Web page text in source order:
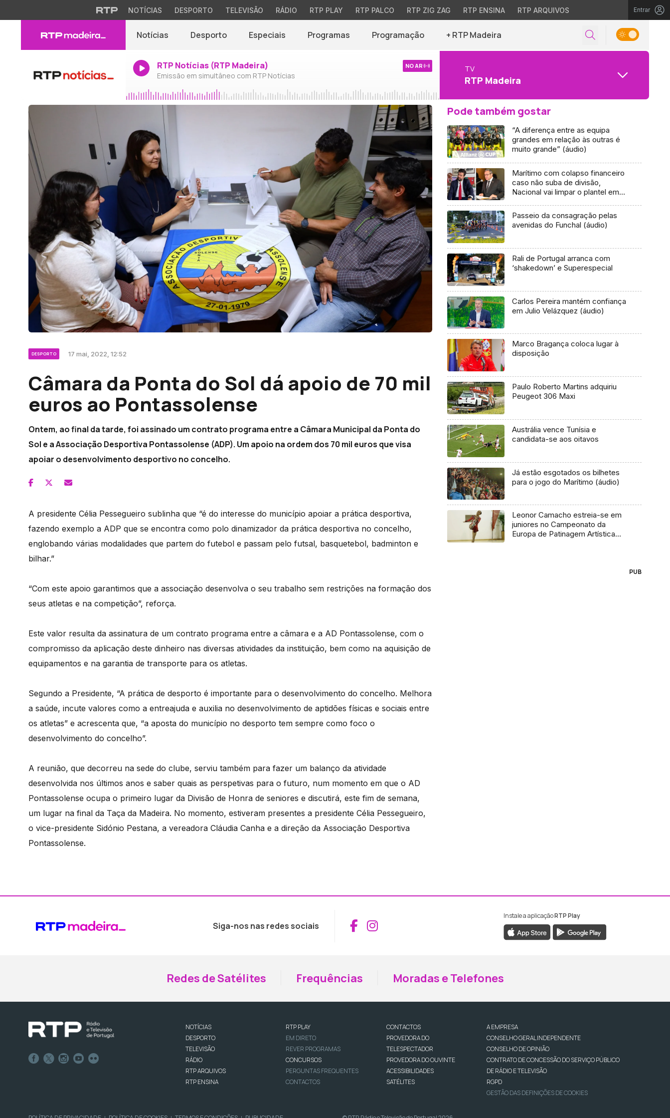
NOTÍCIAS DESPORTO TELEVISÃO RÁDIO RTP PLAY RTP PALCO RTP ZIG ZAG RTP ENSINA RTP ARQUIVOS Entrar
Notícias Desporto Especiais Programas Programação + RTP Madeira
RTP Notícias (RTP Madeira)
Emissão em simultâneo com RTP Notícias
NO AR TV
RTP Madeira
DESPORTO 17 mai, 2022, 12:52
Câmara da Ponta do Sol dá apoio de 70 mil
euros ao Pontassolense
Ontem, ao final da tarde, foi assinado um contrato programa entre a Câmara Municipal da Ponta do
Sol e a Associação Desportiva Pontassolense (ADP). Um apoio na ordem dos 70 mil euros que visa
apoiar o desenvolvimento desportivo no concelho.
A presidente Célia Pessegueiro sublinha que “é do interesse do município apoiar a prática desportiva,
fazendo exemplo a ADP que se encontra como polo dinamizador da prática desportiva no concelho,
englobando várias modalidades que partem do futebol e passam pelo futsal, basquetebol, badminton e
bilhar.”
“Com este apoio garantimos que a associação desenvolva o seu trabalho sem restrições na formação dos
seus atletas e na competição”, reforça.
Este valor resulta da assinatura de um contrato programa entre a câmara e a AD Pontassolense, com o
compromisso da aplicação deste dinheiro nas diversas atividades da instituição, bem como na aquisição de
equipamentos e na garantia de transporte para os atletas.
Segundo a Presidente, “A prática de desporto é importante para o desenvolvimento do concelho. Melhora
a saúde, incute valores como a entreajuda e auxilia no desenvolvimento de aptidões físicas e sociais entre
os atletas” e acrescenta que, “a aposta do município no desporto tem sempre como foco o
desenvolvimento do concelho”.
A reunião, que decorreu na sede do clube, serviu também para fazer um balanço da atividade
desenvolvida nos últimos anos e saber quais as perspetivas para o futuro, num momento em que o AD
Pontassolense ocupa o primeiro lugar da Divisão de Honra de seniores e discutirá, este fim de semana,
um lugar na final da Taça da Madeira. No momento, estiveram presentes a presidente Célia Pessegueiro,
o vice-presidente Sidónio Pestana, a vereadora Cláudia Canha e a direção da Associação Desportiva
Pontassolense.
Pode também gostar
“A diferença entre as equipa
grandes em relação às outras é
muito grande” (áudio)
Marítimo com colapso financeiro
caso não suba de divisão,
Nacional vai limpar o plantel em
Passeio da consagração pelas
avenidas do Funchal (áudio)
Rali de Portugal arranca com
‘shakedown’ e Superespecial
Carlos Pereira mantém confiança
em Julio Velázquez (áudio)
Marco Bragança coloca lugar à
disposição
Paulo Roberto Martins adquiriu
Peugeot 306 Maxi
Austrália vence Tunísia e
candidata-se aos oitavos
Já estão esgotados os bilhetes
para o jogo do Marítimo (áudio)
Leonor Camacho estreia-se em
juniores no Campeonato da
Europa de Patinagem Artística
PUB
Siga-nos nas redes sociais Aceder ao Facebook da RTP Madeira
Aceder ao Instagram da RTP Madeira
Instale a aplicaçãoRTP Play
Redes de Satélites Frequências Moradas e Telefones
NOTÍCIAS
DESPORTO
TELEVISÃO
RÁDIO
RTP ARQUIVOS
RTP ENSINA
RTP PLAY
EM DIRETO
REVER PROGRAMAS
CONCURSOS
PERGUNTAS FREQUENTES
CONTACTOS
CONTACTOS
PROVEDORA DO
TELESPECTADOR
PROVEDORA DO OUVINTE
ACESSIBILIDADES
SATÉLITES
A EMPRESA
CONSELHO GERAL INDEPENDENTE
CONSELHO DE OPINIÃO
CONTRATO DE CONCESSÃO DO SERVIÇO PÚBLICO
DE RÁDIO E TELEVISÃO
RGPD
GESTÃO DAS DEFINIÇÕES DE COOKIES